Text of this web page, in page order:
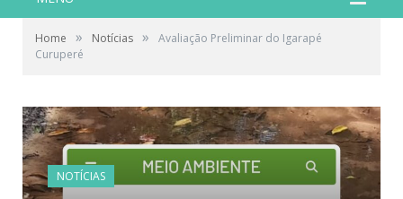
Home » Notícias »
Avaliação Preliminar do Igarapé
Curuperé
NOTÍCIAS